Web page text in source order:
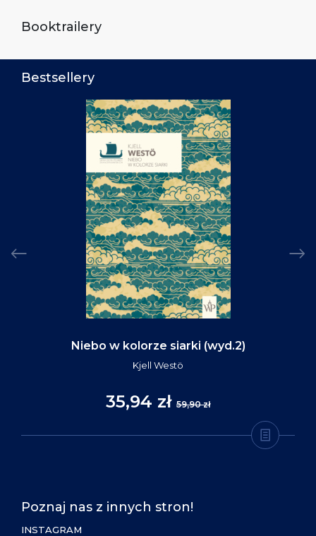
Booktrailery
Bestsellery
Niebo w kolorze siarki (wyd.2)
Kjell Westö
35,94 zł 59,90 zł
Poznaj nas z innych stron!
INSTAGRAM